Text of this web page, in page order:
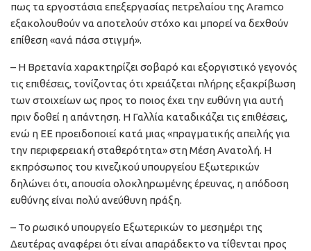
πως τα εργοστάσια επεξεργασίας πετρελαίου της Aramco
εξακολουθούν να αποτελούν στόχο και μπορεί να δεχθούν
επίθεση «ανά πάσα στιγμή».
– Η Βρετανία χαρακτηρίζει σοβαρό και εξοργιστικό γεγονός
τις επιθέσεις, τονίζοντας ότι χρειάζεται πλήρης εξακρίβωση
των στοιχείων ως προς το ποιος έχει την ευθύνη για αυτή
πριν δοθεί η απάντηση. Η Γαλλία καταδικάζει τις επιθέσεις,
ενώ η ΕΕ προειδοποιεί κατά μιας «πραγματικής απειλής για
την περιφερειακή σταθερότητα» στη Μέση Ανατολή. Η
εκπρόσωπος του κινεζικού υπουργείου Εξωτερικών
δηλώνει ότι, απουσία ολοκληρωμένης έρευνας, η απόδοση
ευθύνης είναι πολύ ανεύθυνη πράξη.
– Το ρωσικό υπουργείο Εξωτερικών το μεσημέρι της
Δευτέρας αναφέρει ότι είναι απαράδεκτο να τίθενται προς